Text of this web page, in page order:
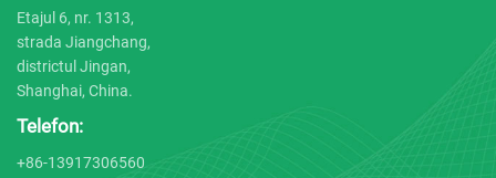
Etajul 6, nr. 1313,
strada Jiangchang,
districtul Jingan,
Shanghai, China.
Telefon:
+86-13917306560